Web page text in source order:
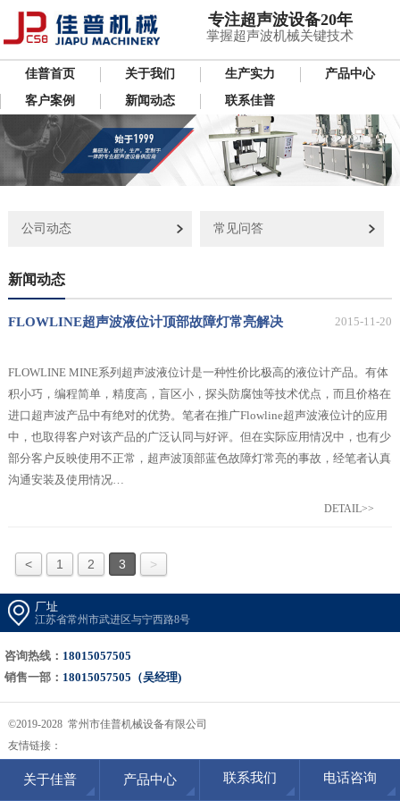
专注超声波设备20年
掌握超声波机械关键技术
佳普首页 关于我们 生产实力
产品中心
客户案例
新闻动态 联系佳普
公司动态 常见问答
新闻动态
2015-11-20
FLOWLINE超声波液位计顶部故障灯常亮解决
FLOWLINE MINE系列超声波液位计是一种性价比极高的液位计产品。有体
积小巧，编程简单，精度高，盲区小，探头防腐蚀等技术优点，而且价格在
进口超声波产品中有绝对的优势。笔者在推广Flowline超声波液位计的应用
中，也取得客户对该产品的广泛认同与好评。但在实际应用情况中，也有少
部分客户反映使用不正常，超声波顶部蓝色故障灯常亮的事故，经笔者认真
沟通安装及使用情况…
DETAIL>>
< 1 2 3 >
厂址
江苏省常州市武进区与宁西路8号
咨询热线： 18015057505
销售一部： 18015057505（吴经理)
©2019-2028 常州市佳普机械设备有限公司
友情链接：
关于佳普 产品中心 联系我们 电话咨询